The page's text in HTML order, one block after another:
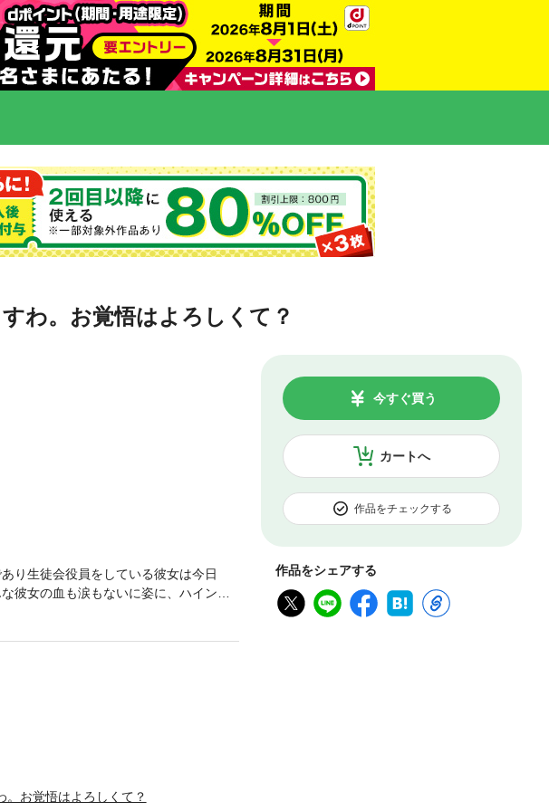
わ。お覚悟はよろしくて？
カートへ
今すぐ買う
作品をチェックする
作品をシェアする
り生徒会役員をしている彼女は今日
彼女の血も涙もないに姿に、ハインリ
作「【悪役令嬢マニュアル】セオリ
少時からともに過ごす義兄のジョシュ
を断ち切れない彼女は、皇太子の婚約
彼女から離れていくなか、デイジアの
の者～どうせ、婚約破棄されればい
ち向かう、感動と心晴れるオムニバ
。お覚悟はよろしくて？